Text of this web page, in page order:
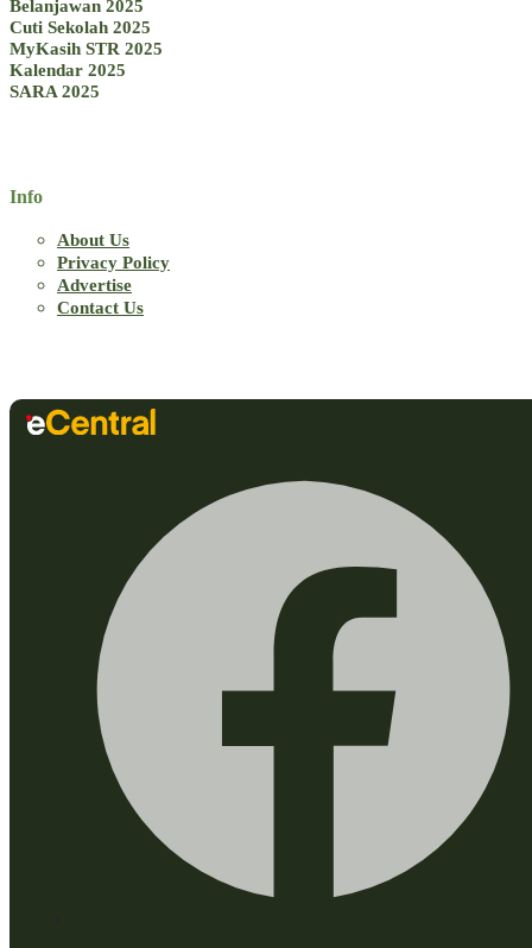
Belanjawan 2025
Cuti Sekolah 2025
MyKasih STR 2025
Kalendar 2025
SARA 2025
Info
About Us
Privacy Policy
Advertise
Contact Us